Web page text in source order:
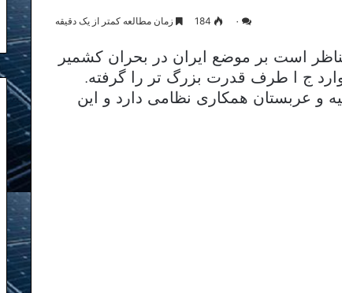
۰ 184 زمان مطالعه کمتر از یک دقیقه
است بر موضع ایران در بحران کشمیر
ج ا طرف قدرت بزرگ تر را گرفته.
و عربستان همکاری نظامی دارد و این